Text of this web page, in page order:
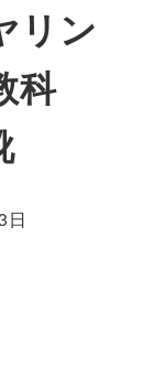
リン
科
日